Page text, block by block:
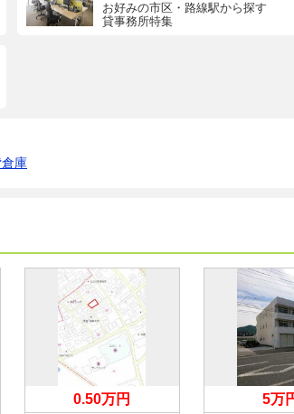
お好みの市区・路線駅から探す
貸事務所特集
庫
0.50万円 5万